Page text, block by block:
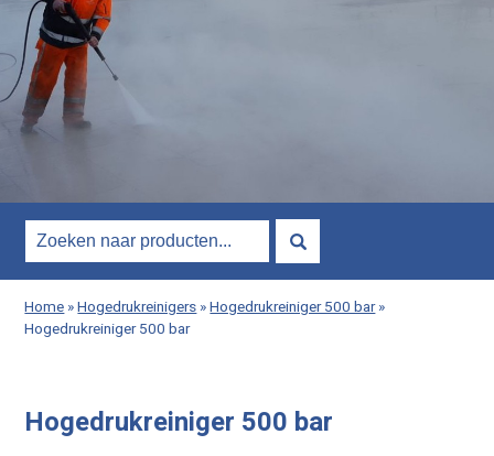
Home»Hogedrukreinigers»Hogedrukreiniger 500 bar»
Hogedrukreiniger 500 bar
Hogedrukreiniger 500 bar